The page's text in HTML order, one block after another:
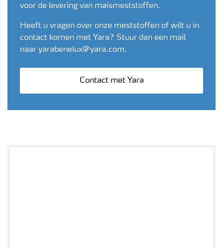
voor de levering van maismeststoffen.
Heeft u vragen over onze meststoffen of wilt u in
contact komen met Yara? Stuur dan een mail
naar yarabenelux@yara.com.
Contact met Yara